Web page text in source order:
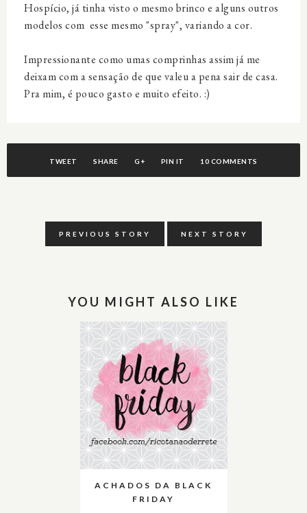
Hospício, já tinha visto o mesmo brinco e alguns outros
modelos com esse mesmo "spray", variando a cor.
Impressionante como umas comprinhas assim já me
deixam com a sensação de que valeu a pena sair de casa.
Pra mim, é pouco gasto e muito efeito. :)
TWEET SHARE G+ PIN IT 10 COMMENTS
PREVIOUS STORY NEXT STORY
YOU MIGHT ALSO LIKE
ACHADOS DA BLACK
FRIDAY